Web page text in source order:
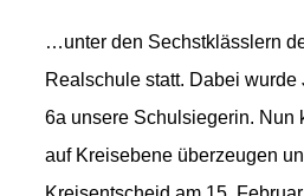
…unter den Sechstklässlern
Realschule statt. Dabei
6a unsere Schulsiegerin. Nun
auf Kreisebene überzeugen